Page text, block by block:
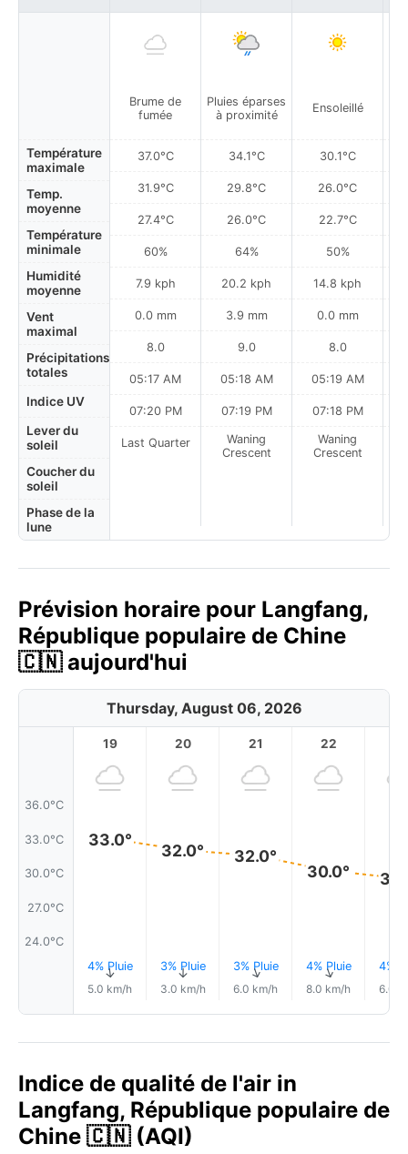
Température
maximale
Temp.
moyenne
Température
minimale
Humidité
moyenne
Vent
maximal
Précipitations
totales
Indice UV
Lever du
soleil
Coucher du
soleil
Phase de la
lune
Brume de
fumée
37.0°C
31.9°C
27.4°C
60%
7.9 kph
0.0 mm
8.0
05:17 AM
07:20 PM
Last Quarter
Pluies éparses
à proximité
34.1°C
29.8°C
26.0°C
64%
20.2 kph
3.9 mm
9.0
05:18 AM
07:19 PM
Waning
Crescent
Ensoleillé
30.1°C
26.0°C
22.7°C
50%
14.8 kph
0.0 mm
8.0
05:19 AM
07:18 PM
Waning
Crescent
Prévision horaire pour Langfang,
République populaire de Chine
🇨🇳 aujourd'hui
Thursday, August 06, 2026
36.0°C
33.0°C
30.0°C
27.0°C
24.0°C
19
33.0°
4% Pluie
↑
5.0 km/h
20
32.0°
3% Pluie
↑
3.0 km/h
21
32.0°
3% Pluie
↑
6.0 km/h
22
30.0°
4% Pluie
↑
8.0 km/h
4%
6.0
Indice de qualité de l'air in
Langfang, République populaire de
Chine 🇨🇳 (AQI)